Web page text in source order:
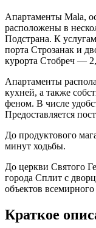
Апартаменты Mala,
расположены в
Подстрана. К
порта Строзанак и
курорта Стобреч —
Апартаменты
кухней, а также
феном. В числе
Предоставляется
До продуктового
минут ходьбы.
До церкви Святого
города Сплит с
объектов
Краткое